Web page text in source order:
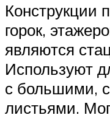
Конструкции
горок,
являются
Используют
с большими,
листьями.